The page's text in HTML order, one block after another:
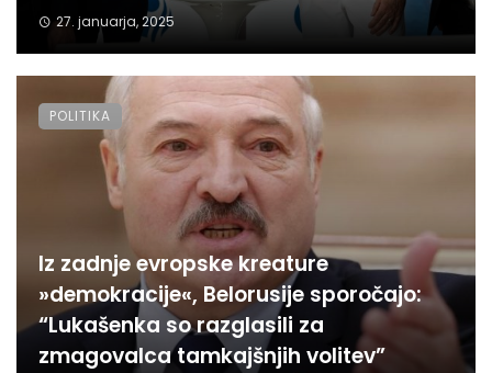
27. januarja, 2025
Iz zadnje evropske kreature
»demokracije«, Belorusije sporočajo:
“Lukašenka so razglasili za
zmagovalca tamkajšnjih volitev”
POLITIKA